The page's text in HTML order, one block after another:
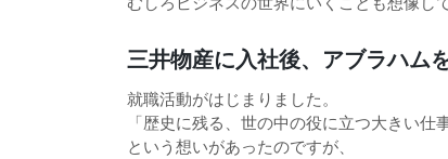
三井物産に入社後、アブラハム
就職活動がはじまりました。
「歴史に残る、世の中の役に立つ大きい仕
という想いがあったのですが、